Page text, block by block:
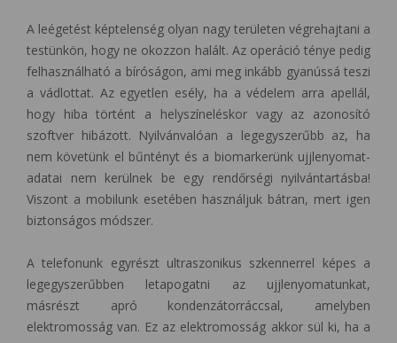
A leégetést képtelenség olyan nagy területen végrehajtani a
testünkön, hogy ne okozzon halált. Az operáció ténye pedig
felhasználható a bíróságon, ami meg inkább gyanússá teszi
a vádlottat. Az egyetlen esély, ha a védelem arra apellál,
hogy hiba történt a helyszíneléskor vagy az azonosító
szoftver hibázott. Nyilvánvalóan a legegyszerűbb az, ha
nem követünk el bűntényt és a biomarkerünk ujjlenyomat-
adatai nem kerülnek be egy rendőrségi nyilvántartásba!
Viszont a mobilunk esetében használjuk bátran, mert igen
biztonságos módszer.
A telefonunk egyrészt ultraszonikus szkennerrel képes a
legegyszerűbben letapogatni az ujjlenyomatunkat,
másrészt apró kondenzátorráccsal, amelyben
elektromosság van. Ez az elektromosság akkor sül ki, ha a